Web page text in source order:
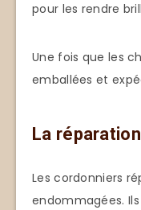
pour les rendre
Une fois que les
emballées et
La
Les cordonniers
endommagées.